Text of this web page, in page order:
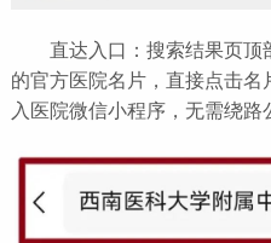
直达入口：搜索结果页顶
的官方医院名片，直接点击名
入医院微信小程序，无需绕路